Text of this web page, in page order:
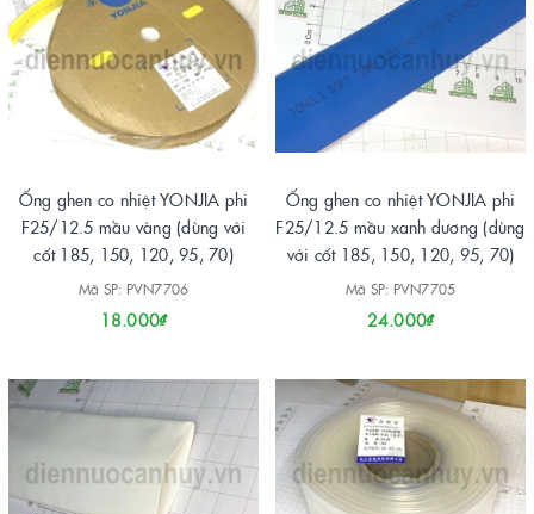
Ống ghen co nhiệt YONJIA phi
F25/12.5 mầu vàng (dùng với
cốt 185, 150, 120, 95, 70)
Mã SP: PVN7706
18.000₫
Ống ghen co nhiệt YONJIA phi
F25/12.5 mầu xanh dương (dùng
với cốt 185, 150, 120, 95, 70)
Mã SP: PVN7705
24.000₫